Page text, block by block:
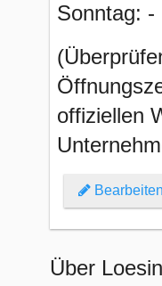
Sonntag: -
offiziellen
Bearbeiten
Über